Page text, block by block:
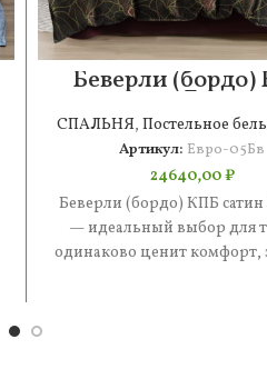
Беверли
сатин Евро 4н
СПАЛЬНЯ, Постельное
Артикул: Евро-05Бв
24640,00₽
Беверли (бордо) КПБ сатин
— идеальный выбор для
одинаково ценит комфорт,